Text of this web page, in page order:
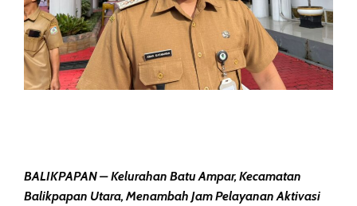
BALIKPAPAN – Kelurahan Batu Ampar, Kecamatan
Balikpapan Utara, Menambah Jam Pelayanan Aktivasi